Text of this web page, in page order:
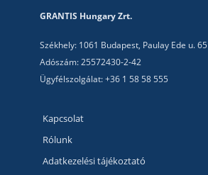
GRANTIS Hungary Zrt.
Székhely: 1061 Budapest, Paulay Ede u. 65
Adószám: 25572430-2-42
Ügyfélszolgálat: +36 1 58 58 555
Kapcsolat
Rólunk
Adatkezelési tájékoztató